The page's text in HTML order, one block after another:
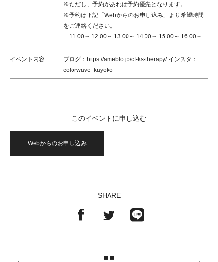
※ただし、予約があれば予約優先となります。
※予約は下記「Webからのお申し込み」より希望時間
をご連絡ください。
11:00～ .12:00～ .13:00～ .14:00～ .15:00～ .16:00～
イベント内容
ブログ：https://ameblo.jp/cf-ks-therapy/ インスタ：
colorwave_kayoko
このイベントに申し込む
Webからのお申し込み
SHARE